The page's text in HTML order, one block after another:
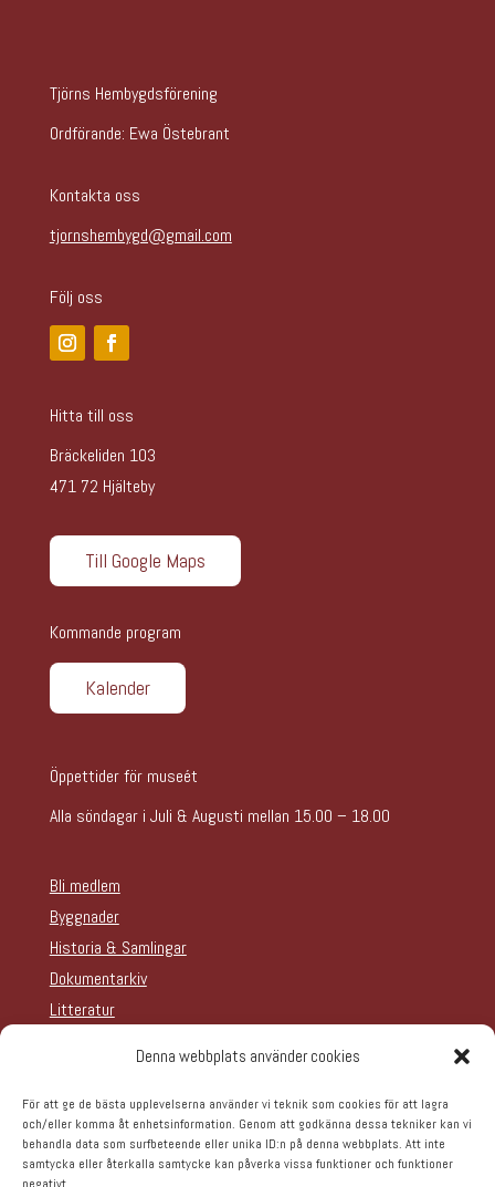
Denna webbplats använder cookies
För att ge de bästa upplevelserna använder vi teknik som cookies för att lagra
och/eller komma åt enhetsinformation. Genom att godkänna dessa tekniker kan vi
behandla data som surfbeteende eller unika ID:n på denna webbplats. Att inte
samtycka eller återkalla samtycke kan påverka vissa funktioner och funktioner
Tjörns Hembygdsförening
Ordförande: Ewa Östebrant
Kontakta oss
tjornshembygd@gmail.com
Följ oss
Hitta till oss
Bräckeliden 103
471 72 Hjälteby
Till Google Maps
Kommande program
Kalender
Öppettider för museét
Alla söndagar i Juli & Augusti mellan 15.00 – 18.00
Bli medlem
Byggnader
Historia & Samlingar
Dokumentarkiv
Litteratur
Hyra lokal
Evenemangskalender